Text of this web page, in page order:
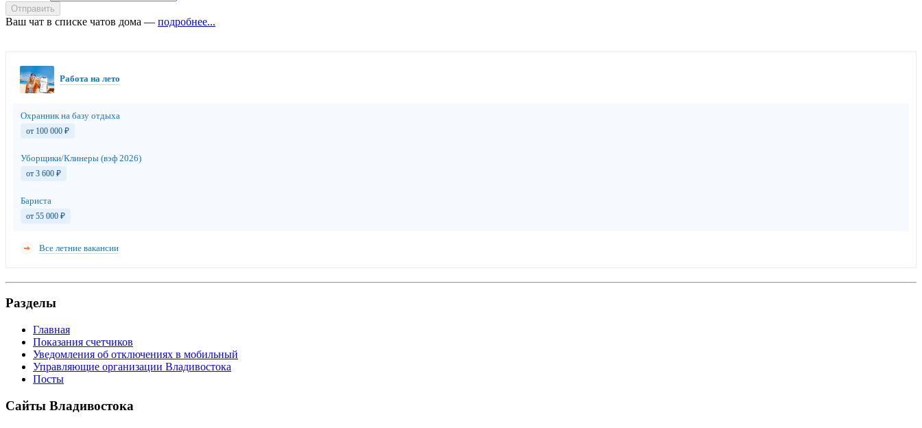
Отправить
Ваш чат в списке чатов дома — подробнее...
Работа на лето
Охранник на базу отдыха
от 100 000 ₽
Уборщики/Клинеры (вэф 2026)
от 3 600 ₽
Бариста
от 55 000 ₽
Все летние вакансии
Разделы
Главная
Показания счетчиков
Уведомления об отключениях в мобильный
Управляющие организации Владивостока
Посты
Сайты Владивостока